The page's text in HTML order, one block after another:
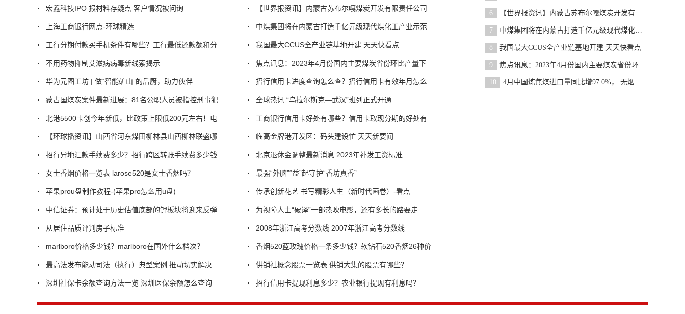
宏鑫科技IPO 报材料存疑点 客户情况被问询
上海工商银行网点-环球精选
工行分期付款买手机条件有哪些？工行最低还款额和分
不用药物抑制艾滋病病毒新线索揭示
华为元图工坊 | 做“智能矿山”的后厨，助力伙伴
蒙古国煤炭案件最新进展：81名公职人员被指控刑事犯
北港5500卡创今年新低，比政策上限低200元左右！电
【环球播资讯】山西省河东煤田柳林县山西柳林联盛哪
招行异地汇款手续费多少？招行跨区转账手续费多少钱
女士香烟价格一览表 larose520是女士香烟吗？
苹果prou盘制作教程-(苹果pro怎么用u盘)
中信证券：预计处于历史估值底部的锂板块将迎来反弹
从居住品质评判房子标准
marlboro价格多少钱？marlboro在国外什么档次？
最高法发布能动司法（执行）典型案例 推动切实解决
深圳社保卡余额查询方法一览 深圳医保余额怎么查询
【世界报资讯】内蒙古苏布尔嘎煤炭开发有限责任公司
中煤集团将在内蒙古打造千亿元级现代煤化工产业示范
我国最大CCUS全产业链基地开建 天天快看点
焦点讯息：2023年4月份国内主要煤炭省份环比产量下
招行信用卡进度查询怎么查？招行信用卡有效年月怎么
全球热讯:“乌拉尔斯克—武汉”班列正式开通
工商银行信用卡好处有哪些？信用卡取现分期的好处有
临高金牌港开发区：码头建设忙 天天新要闻
北京退休金调整最新消息 2023年补发工资标准
最强“外脑”“益”起守护“香坊真香”
传承创新花艺 书写精彩人生（新时代画卷）-看点
为视障人士“破译”一部热映电影，还有多长的路要走
2008年浙江高考分数线 2007年浙江高考分数线
香烟520蓝玫瑰价格一条多少钱？软钻石520香烟26种价
供销社概念股票一览表 供销大集的股票有哪些？
招行信用卡提现利息多少？农业银行提现有利息吗？
6 【世界报资讯】内蒙古苏布尔嘎煤炭开发有限责任公司
7 中煤集团将在内蒙古打造千亿元级现代煤化工产业示范
8 我国最大CCUS全产业链基地开建 天天快看点
9 焦点讯息：2023年4月份国内主要煤炭省份环比产量下
10 4月中国炼焦煤进口量同比增97.0%， 无烟煤增120.0%